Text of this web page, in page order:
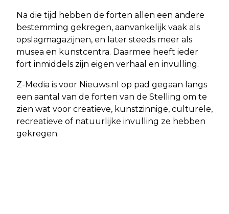
Na die tijd hebben de forten allen een andere
bestemming gekregen, aanvankelijk vaak als
opslagmagazijnen, en later steeds meer als
musea en kunstcentra. Daarmee heeft ieder
fort inmiddels zijn eigen verhaal en invulling.
Z-Media is voor Nieuws.nl op pad gegaan langs
een aantal van de forten van de Stelling om te
zien wat voor creatieve, kunstzinnige, culturele,
recreatieve of natuurlijke invulling ze hebben
gekregen.